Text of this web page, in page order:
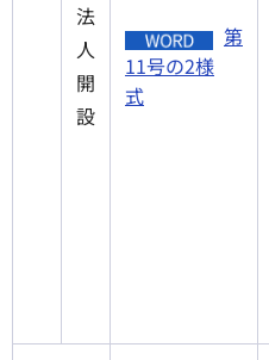
法
人
開
設
第
11号の2様
式